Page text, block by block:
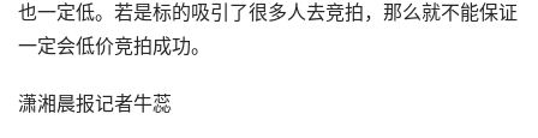
也一定低。若是标的吸引了很多人去竞拍，那么就不能保证
一定会低价竞拍成功。
潇湘晨报记者牛蕊